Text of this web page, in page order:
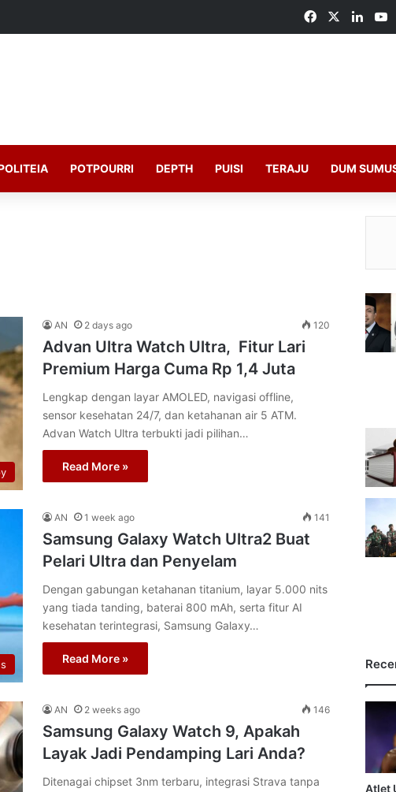
Facebook
POTPOURRI DEPTH PUISI TERAJU DUM
AN 2 days ago 120
Advan Ultra Watch Ultra, Fitur Lari
Premium Harga Cuma Rp 1,4 Juta
Lengkap dengan layar AMOLED, navigasi offline,
sensor kesehatan 24/7, dan ketahanan air 5 ATM.
Advan Watch Ultra terbukti jadi pilihan…
Read More »
AN 1 week ago 141
Samsung Galaxy Watch Ultra2 Buat
Pelari Ultra dan Penyelam
Dengan gabungan ketahanan titanium, layar 5.000 nits
yang tiada tanding, baterai 800 mAh, serta fitur AI
kesehatan terintegrasi, Samsung Galaxy…
Read More »
AN 2 weeks ago 146
Samsung Galaxy Watch 9, Apakah
Layak Jadi Pendamping Lari Anda?
Ditenagai chipset 3nm terbaru, integrasi Strava tanpa
Atlet